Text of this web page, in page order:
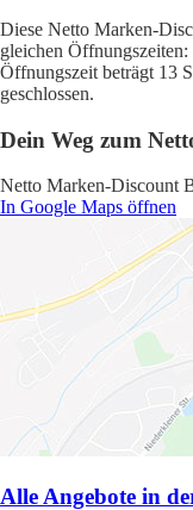
Diese Netto Marken-
gleichen
Öffnungszeit beträgt 13
geschlossen.
Dein Weg zum
Netto Marken-Discount
In Google Maps öffnen
Alle Angebote in